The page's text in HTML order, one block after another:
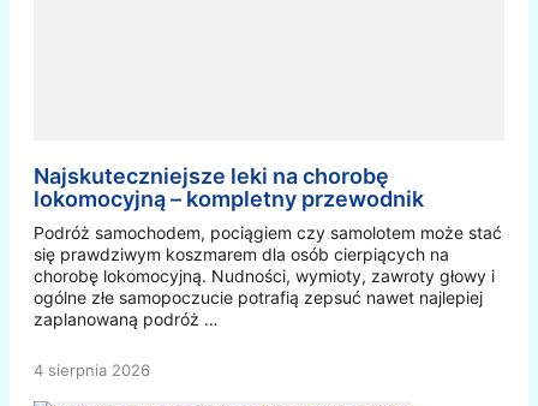
Najskuteczniejsze leki na chorobę
lokomocyjną – kompletny przewodnik
Podróż samochodem, pociągiem czy samolotem może stać
się prawdziwym koszmarem dla osób cierpiących na
chorobę lokomocyjną. Nudności, wymioty, zawroty głowy i
ogólne złe samopoczucie potrafią zepsuć nawet najlepiej
zaplanowaną podróż …
4 sierpnia 2026